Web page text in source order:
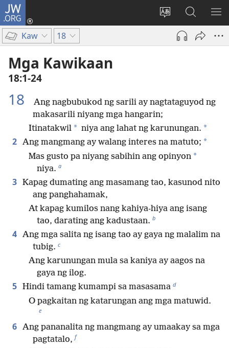
JW.ORG
Baguhin
ang
wika
Mag-
log
sa
JW.ORG
Kaw 18
Mga Kawikaan
18:1-24
18
Ang nagbubukod ng sarili ay nagtataguyod ng
makasarili niyang mga hangarin;
Itinatakwil * niya ang lahat ng karunungan. *
2 Ang mangmang ay walang interes na matuto; *
Mas gusto pa niyang sabihin ang opinyon *
niya. a
3 Kapag dumating ang masamang tao, kasunod nito
ang panghahamak,
At kapag kumilos nang kahiya-hiya ang isang
tao, darating ang kadustaan. b
4 Ang mga salita ng isang tao ay gaya ng malalim na
tubig. c
Ang karunungan mula sa kaniya ay aagos na
gaya ng ilog.
5 Hindi tamang kumampi sa masasama d
O pagkaitan ng katarungan ang mga matuwid.
e
6 Ang pananalita ng mangmang ay umaakay sa mga
pagtatalo, f